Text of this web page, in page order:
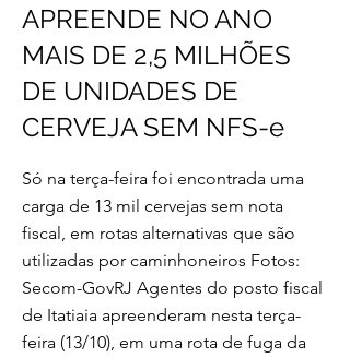
APREENDE NO ANO
MAIS DE 2,5 MILHÕES
DE UNIDADES DE
CERVEJA SEM NFS-e
Só na terça-feira foi encontrada uma
carga de 13 mil cervejas sem nota
fiscal, em rotas alternativas que são
utilizadas por caminhoneiros Fotos:
Secom-GovRJ Agentes do posto fiscal
de Itatiaia apreenderam nesta terça-
feira (13/10), em uma rota de fuga da